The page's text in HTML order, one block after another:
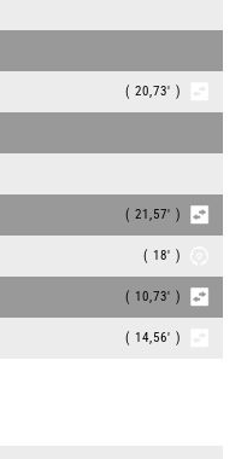
( 20,73' )
( 21,57' )
( 18' )
( 10,73' )
( 14,56' )